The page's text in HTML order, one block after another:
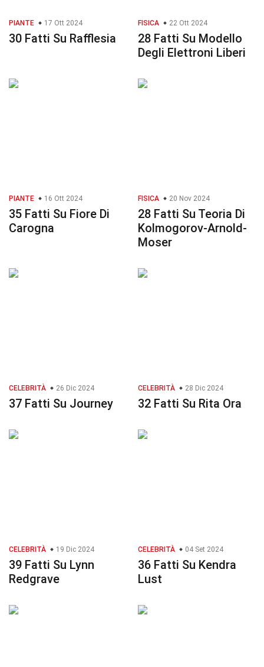
PIANTE 17 Ott 2024
30 Fatti Su Rafflesia
FISICA 22 Ott 2024
28 Fatti Su Modello
Degli Elettroni Liberi
PIANTE 16 Ott 2024
35 Fatti Su Fiore Di
Carogna
FISICA 20 Nov 2024
28 Fatti Su Teoria Di
Kolmogorov-Arnold-
Moser
CELEBRITÀ 26 Dic 2024
37 Fatti Su Journey
CELEBRITÀ 28 Dic 2024
32 Fatti Su Rita Ora
CELEBRITÀ 19 Dic 2024
39 Fatti Su Lynn
Redgrave
CELEBRITÀ 04 Set 2024
36 Fatti Su Kendra
Lust